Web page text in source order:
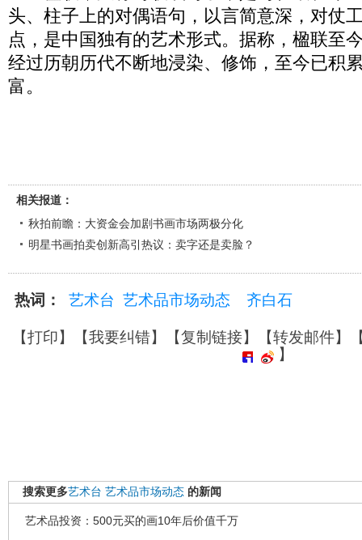
头、柱子上的对偶语句，以言简意深，对仗
点，是中国独有的艺术形式。据称，楹联至
经过历朝历代不断地浸染、修饰，至今已积
富。
相关报道：
秋拍前瞻：大资金会加剧书画市场两极分化
明星书画拍卖创新高引热议：卖字还是卖脸？
热词： 艺术台 艺术品市场动态 齐白石
【打印】【我要纠错】【复制链接】【转发邮件】
】
搜索更多艺术台 艺术品市场动态 的新闻
艺术品投资：500元买的画10年后价值千万